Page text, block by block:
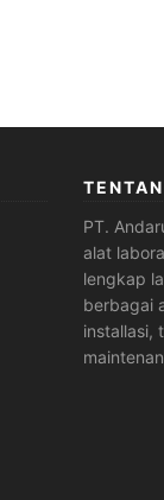
PT.
alat
lengkap
berbagai
installasi,